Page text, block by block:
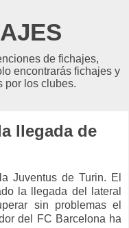
de fichajes,
encontrarás fichajes y
por los clubes.
llegada de
Juventus de Turin. El
la llegada del lateral
sin problemas el
del FC Barcelona ha